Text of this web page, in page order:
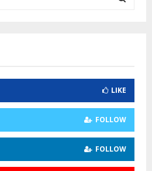
R
C
H
LIKE
FOLLOW
FOLLOW